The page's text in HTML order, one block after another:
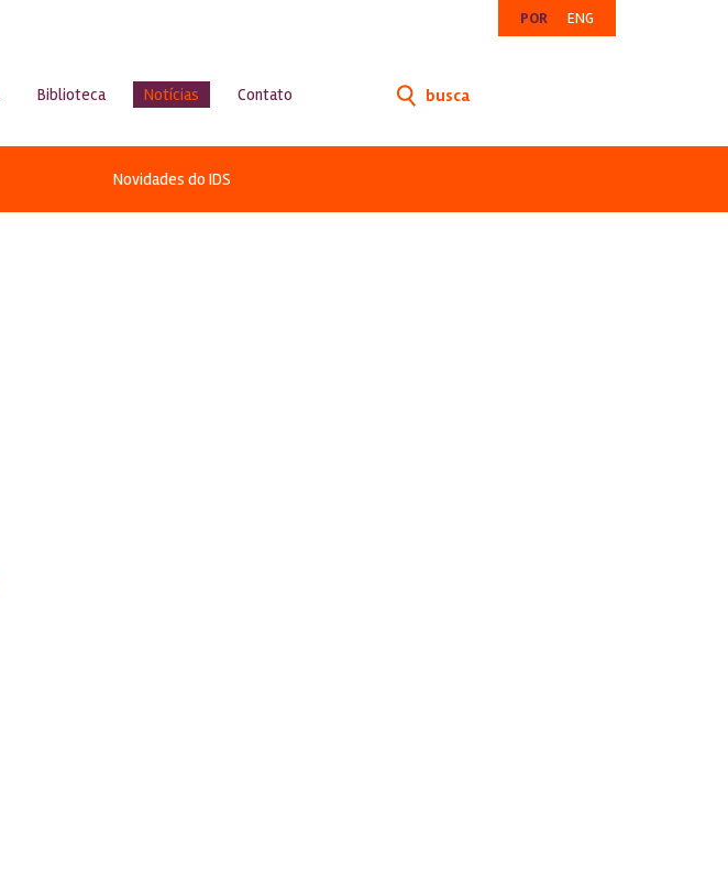
POR ENG
Biblioteca Notícias
Novidades do IDS
Contato busca